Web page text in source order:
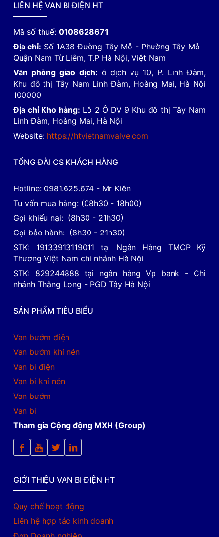
LIÊN HỆ VAN BI ĐIỆN HT
Mã số thuế: 0108628671
Địa chỉ: Số 1A38 Đường Tây Mỗ - Phường Tây Mỗ -
Quận Nam Từ Liêm, T.P Hà Nội, Việt Nam
Văn phòng giao dịch: ô dịch vụ 10, P. Linh Đàm,
Khu đô thị Tây Nam Linh Đàm, Hoàng Mai, Hà Nội
100000
Địa chỉ Kho hàng: Lô 2 Ô DV 9 Khu đô thị Tây Nam
Linh Đàm, Hoàng Mai, Hà Nội
Website: https://htvietnamvalve.com
TỔNG ĐÀI CS KHÁCH HÀNG
Hotline: 0981.625.674 - Mr Kiên
Tư vấn mua hàng: (08h30 - 18h00)
Gọi khiếu nại: (8h30 - 21h30)
Gọi bảo hành: (8h30 - 21h30)
STK: 19133913119011 tại Ngân Hàng TMCP Kỹ
Thương Việt Nam chi nhánh Hà Nội
STK: 829244888 tại ngân hàng Vp bank - Chi
nhánh Thăng Long - PGD Tây Hà Nội
SẢN PHẨM TIÊU BIỂU
Van bướm điện
Van bướm khí nén
Van bi điện
Van bi khí nén
Van bướm
Van bi
Tham gia Cộng động MXH (Group)
GIỚI THIỆU VAN BI ĐIỆN HT
Quy chế hoạt động
Liên hệ hợp tác kinh doanh